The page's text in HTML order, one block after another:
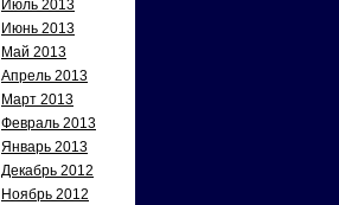
Июль 2013
Июнь 2013
Май 2013
Апрель 2013
Март 2013
Февраль 2013
Январь 2013
Декабрь 2012
Ноябрь 2012